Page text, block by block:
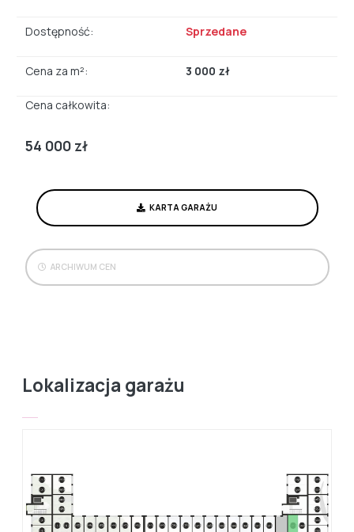
Dostępność: Sprzedane
Cena za m²: 3 000 zł
Cena całkowita:
54 000 zł
KARTA GARAŻU
ARCHIWUM CEN
Lokalizacja garażu